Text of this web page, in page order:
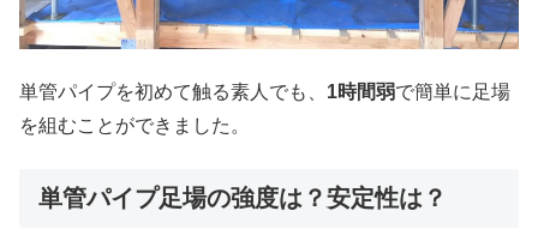
単管パイプを初めて触る素人でも、 1時間弱で簡単に足場
を組むことができました。
単管パイプ足場の強度は？安定性は？